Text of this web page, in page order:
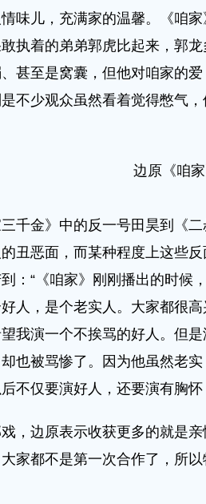
味儿，充满家的温馨。《咱
执着的弟弟郭虎比起来，郭
甚至是窝囊，但他对咱家的
不少观众虽然看着觉得憋气
边原《咱
金》中的反一号田昊到《二
丑恶面，而某种程度上这些
：“《咱家》刚刚播出的时候
人，是个老实人。大家都很
我演一个不挨骂的好人。但
也被骂惨了。因为他虽然老
不仅要演好人，还要演有胸怀
边原表示收获更多的就是亲
家都不是第一次合作了，所以